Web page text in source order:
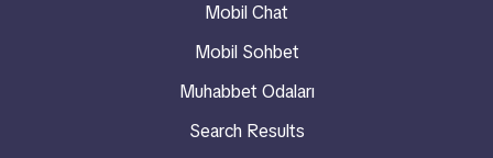
Mobil Chat
Mobil Sohbet
Muhabbet Odaları
Search Results